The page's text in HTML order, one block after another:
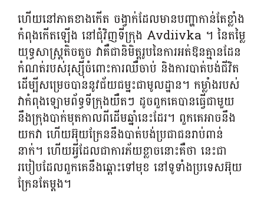
ហើយ​នៅ​ភាគ​ខាង​កើត ចង្វាក់​ដែល​មាន​បញ្ហា​កាន់​តែ​ខ្លាំង​
កំពុង​កើត​ឡើង ​នៅ​ជុំវិញ​ទីក្រុង Avdiivka ។ នៃតម្លៃ
យុទ្ធសាស្ត្រតិចតួច វាគឺជានិមិត្តរូបនៃការអត់ឱនគ្មានដែន
កំណត់របស់រុស្ស៊ីចំពោះការឈឺចាប់ និងការបាត់បង់ជីវិត
ដើម្បីសម្រេចបាននូវជ័យជម្នះជាមូលដ្ឋាន។ កម្លាំង​របស់​
វា​កំពុង​ឡោម​ព័ទ្ធ​ទីក្រុង​យឺតៗ ដូច​ពួកគេ​បាន​ធ្វើ​ជាមួយ​
នឹង​ក្រុង​បាក់​មុត​កាលពី​ដើម​ឆ្នាំ​នេះ​ដែរ។ ពួក​គេ​អាច​នឹង​
យក​វា ហើយអ៊ុយក្រែននឹង​បាត់​បង់ប្រជាជន​រាប់​ពាន់​
នាក់។ ហើយអ្វីដែលជាការភ័យខ្លាចនោះគឺថា នេះជា
របៀបដែលពួកគេនឹងឆ្ពោះទៅមុខ នៅទូទាំងប្រទេសអ៊ុយ
ក្រែនតែម្តង។